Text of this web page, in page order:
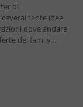
di
tante idee
dove andare
dei family...